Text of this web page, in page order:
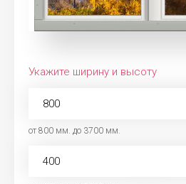
Укажите ширину и высоту
от 800 мм. до 3700 мм.